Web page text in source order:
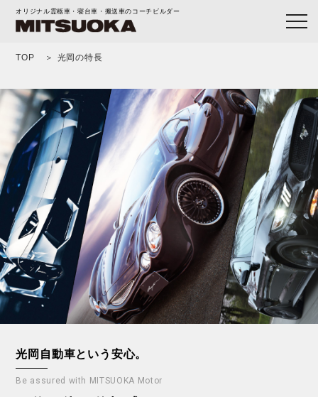
オリジナル霊柩車・寝台車・搬送車のコーチビルダー
TOP 光岡の特長
光岡自動車という安心。
Be assured with MITSUOKA Motor